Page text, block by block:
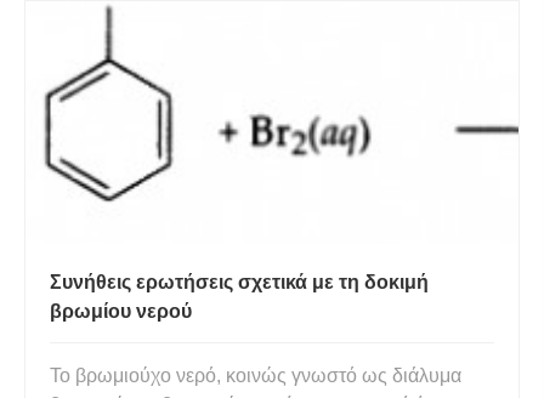
Συνήθεις ερωτήσεις σχετικά με τη δοκιμή
βρωμίου νερού
Το βρωμιούχο νερό, κοινώς γνωστό ως διάλυμα